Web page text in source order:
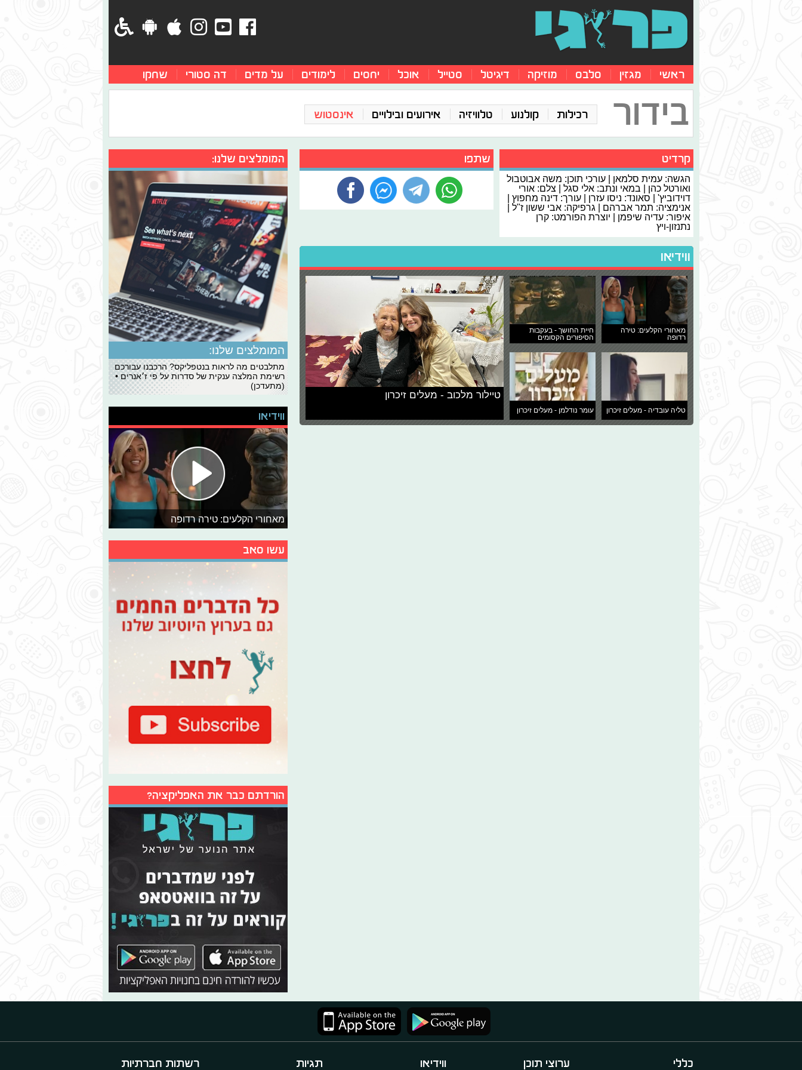
ראשי מגזין סלבס מוזיקה דיגיטל סטייל אוכל יחסים לימודים על מדים דה סטורי שחקו
בידור רכילות קולנוע טלוויזיה אירועים ובילויים אינסטוש
קרדיט
הגשה: עמית סלמאן | עורכי תוכן: משה אבוטבול
ואורטל כהן | במאי ונתב: אלי סגל | צלם: אורי
דוידוביץ' | סאונד: ניסו עזרן | עורך: דינה מחפוץ |
אנימציה: תמר אברהם | גרפיקה: אבי ששון ז"ל |
איפור: עדיה שיפמן | יוצרת הפורמט: קרן
נתנזון-ויץ
שתפו
ווידיאו
מאחורי הקלעים: טירה
רדופה
חיית החושך - בעקבות
הסיפורים הקסומים
טליה עובדיה - מעלים זיכרון עומר נודלמן - מעלים זיכרון
טיילור מלכוב - מעלים זיכרון
המומלצים שלנו:
המומלצים שלנו:
מתלבטים מה לראות בנטפליקס? הרכבנו עבורכם
רשימת המלצה ענקית של סדרות על פי ז׳אנרים •
(מתעדכן)
ווידיאו
מאחורי הקלעים: טירה רדופה
עשו סאב
הורדתם כבר את האפליקציה?
כללי ערוצי תוכן ווידיאו תגיות רשתות חברתיות